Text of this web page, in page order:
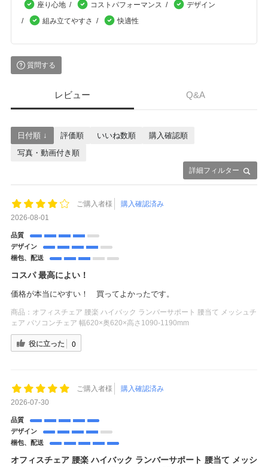
座り心地 コストパフォーマンス
デザイン
組み立てやすさ
快適性
質問する
レビュー Q&A
詳細フィルター
日付順 ↓ 評価順 いいね数順
購入確認順
写真・動画付き順
ご購入者様
購入確認済み
2026-08-01
品質
デザイン
梱包、配送
コスパ 最高によい！
価格が本当にやすい！ 買ってよかったです。
商品： オフィスチェア 腰楽 ハイバック ランバーサポート 腰当て メッシュチ
ェア パソコンチェア 幅620×奥620×高さ1090-1190mm
役に立った 0
ご購入者様
購入確認済み
2026-07-30
品質
デザイン
梱包、配送
オフィスチェア 腰楽 ハイバック ランバーサポート 腰当て メッシ